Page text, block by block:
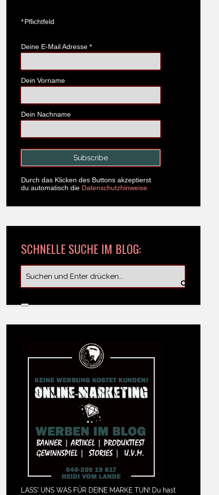
*Pflichtfeld
Deine E-Mail Adresse *
Dein Vorname
Dein Nachname
Durch das Klicken des Buttons akzeptierst
du automatisch die Datenschutzhinweise.
SCHNELLE SUCHE IM BLOG:
LASS' UNS WAS FÜR DEINE MARKE TUN! Du hast